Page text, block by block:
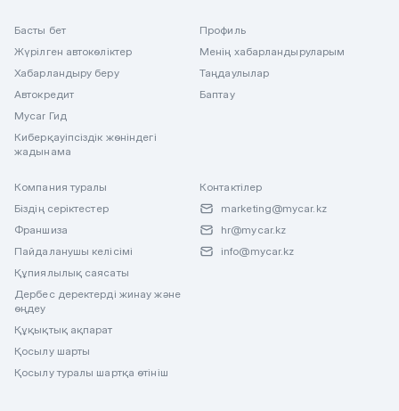
Басты бет
Жүрілген автокөліктер
Хабарландыру беру
Автокредит
Mycar Гид
Киберқауіпсіздік жөніндегі
жадынама
Профиль
Менің хабарландыруларым
Таңдаулылар
Баптау
Компания туралы
Біздің серіктестер
Франшиза
Пайдаланушы келісімі
Құпиялылық саясаты
Дербес деректерді жинау және
өңдеу
Құқықтық ақпарат
Қосылу шарты
Қосылу туралы шартқа өтініш
Контактілер
marketing@mycar.kz
hr@mycar.kz
info@mycar.kz